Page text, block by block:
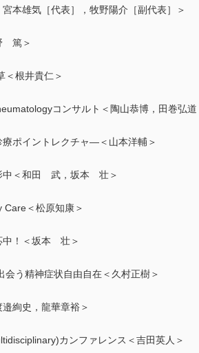
本雄気［代表］，牧野陽介［副代表］＞
篤＞
＜根井貴仁＞
コンサルト＜陶山恭博，田巻弘道
療ポイントレクチャ―＜山本洋輔＞
中＜和田 武，坂本 壮＞
＜松原知康＞
中！＜坂本 壮＞
会う精神症状自由自在＜久村正樹＞
絢史，龍華章裕＞
カンファレンス＜吉田英人＞